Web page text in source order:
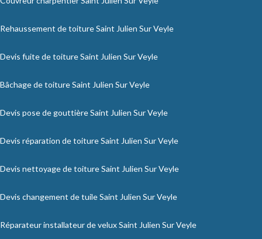
Rehaussement de toiture Saint Julien Sur Veyle
Devis fuite de toiture Saint Julien Sur Veyle
Bâchage de toiture Saint Julien Sur Veyle
Devis pose de gouttière Saint Julien Sur Veyle
Devis réparation de toiture Saint Julien Sur Veyle
Devis nettoyage de toiture Saint Julien Sur Veyle
Devis changement de tuile Saint Julien Sur Veyle
Réparateur installateur de velux Saint Julien Sur Veyle